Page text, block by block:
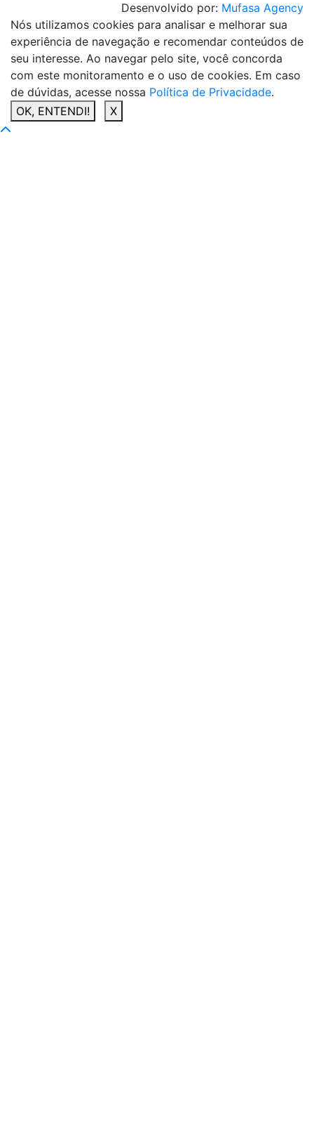
Desenvolvido por: Mufasa Agency
Nós utilizamos cookies para analisar e melhorar sua
experiência de navegação e recomendar conteúdos de
seu interesse. Ao navegar pelo site, você concorda
com este monitoramento e o uso de cookies. Em caso
de dúvidas, acesse nossa Política de Privacidade.
OK, ENTENDI!
X